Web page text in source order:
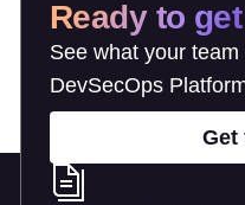
Ready to
See what your
DevSecOps
Get